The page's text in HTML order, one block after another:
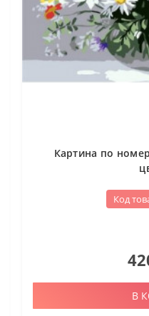
Картина по
Код
В